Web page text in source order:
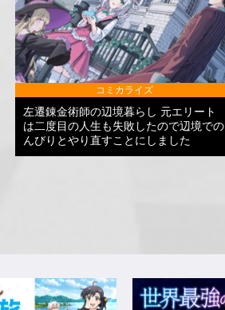
コミカライズ
左遷錬金術師の辺境暮らし 元エリート
は二度目の人生も失敗したので辺境での
んびりとやり直すことにしました